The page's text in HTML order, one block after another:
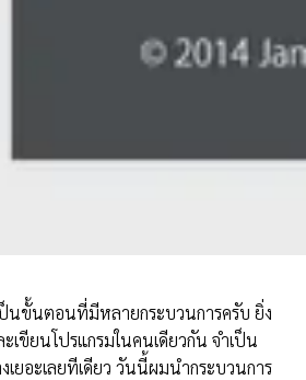
นขั้นตอนที่มีหลายกระบวนการครับ ยิ่ง
ขียนโปรแกรมในคนเดียวกัน จำเป็น
ยอะเลยทีเดียว วันนี้ผมนำกระบวนการ